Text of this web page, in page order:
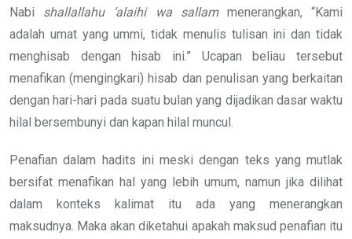
Nabi shallallahu ‘alaihi wa sallammenerangkan, “Kami
adalah umat yang ummi, tidak menulis tulisan ini dan tidak
menghisab dengan hisab ini.” Ucapan beliau tersebut
menafikan (mengingkari) hisab dan penulisan yang berkaitan
dengan hari-hari pada suatu bulan yang dijadikan dasar waktu
hilal bersembunyi dan kapan hilal muncul.
Penafian dalam hadits ini meski dengan teks yang mutlak
bersifat menafikan hal yang lebih umum, namun jika dilihat
dalam konteks kalimat itu ada yang menerangkan
maksudnya. Maka akan diketahui apakah maksud penafian itu